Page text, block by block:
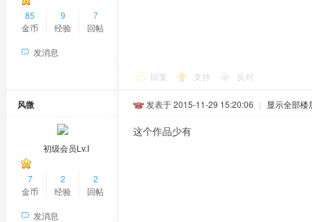
85
金币
9
经验
7
回帖
发消息
回复 支持 反对
风微
初级会员Lv.Ⅰ
7
金币
2
经验
2
回帖
发消息
发表于 2015-11-29 15:20:06 | 显示全部楼
这个作品少有